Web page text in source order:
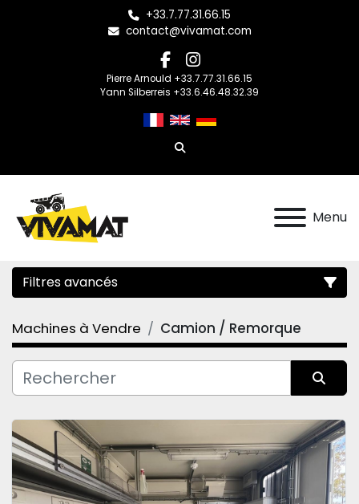
+33.7.77.31.66.15
contact@vivamat.com
facebook
instagram
Pierre Arnould +33.7.77.31.66.15
Yann Silberreis +33.6.46.48.32.39
Rechercher
Menu
Filtres avancés
Catégorie
Fabricant
Condition
Machines à Vendre Camion / Remorque